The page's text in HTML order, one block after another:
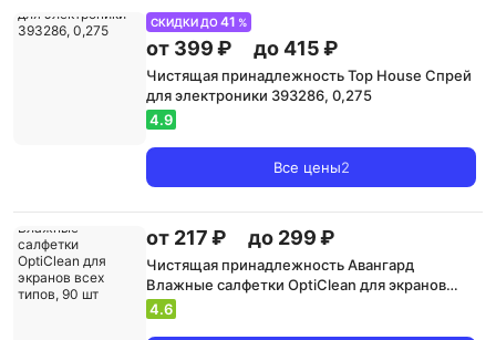
СКИДКИ ДО41 %
от 399 ₽ до 415 ₽
Чистящая принадлежность Top House Спрей
для электроники 393286, 0,275
4.9
Все цены2
от 217 ₽ до 299 ₽
Чистящая принадлежность Авангард
Влажные салфетки OptiClean для экранов
всех типов, 90 шт
4.6